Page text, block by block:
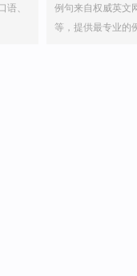
语、
例句来自权威英文
等，提供最专业的